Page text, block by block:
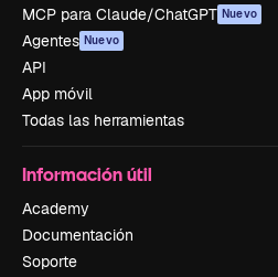
MCP para Claude/ChatGPT Nuevo
Agentes Nuevo
API
App móvil
Todas las herramientas
Información útil
Academy
Documentación
Soporte